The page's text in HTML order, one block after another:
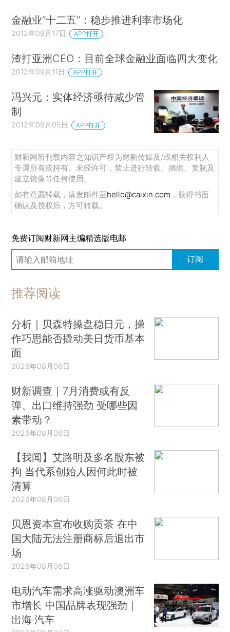
金融业“十二五”：稳步推进利率市场化
2012年09月17日 APP打开
渣打亚洲CEO：目前全球金融业面临四大变化
2012年09月11日 APP打开
冯兴元：实体经济亟待减少管
制
2012年09月05日 APP打开
财新网所刊载内容之知识产权为财新传媒及/或相关权利人
专属所有或持有。未经许可，禁止进行转载、摘编、复制及
建立镜像等任何使用。
如有意愿转载，请发邮件至hello@caixin.com ，获得书面
确认及授权后，方可转载。
免费订阅财新网主编精选版电邮
订阅
推荐阅读
分析｜贝森特操盘稳日元，操
作巧思能否撬动美日货币基本
面
2026年08月06日
财新调查｜7月消费或有反
弹、出口维持强劲 受哪些因
素带动？
2026年08月06日
【我闻】艾路明及多名股东被
拘 当代系创始人因何此时被
清算
2026年08月06日
贝恩资本宣布收购贡茶 在中
国大陆无法注册商标后退出市
场
2026年08月06日
电动汽车需求高涨驱动澳洲车
市增长 中国品牌表现强劲｜
出海·汽车